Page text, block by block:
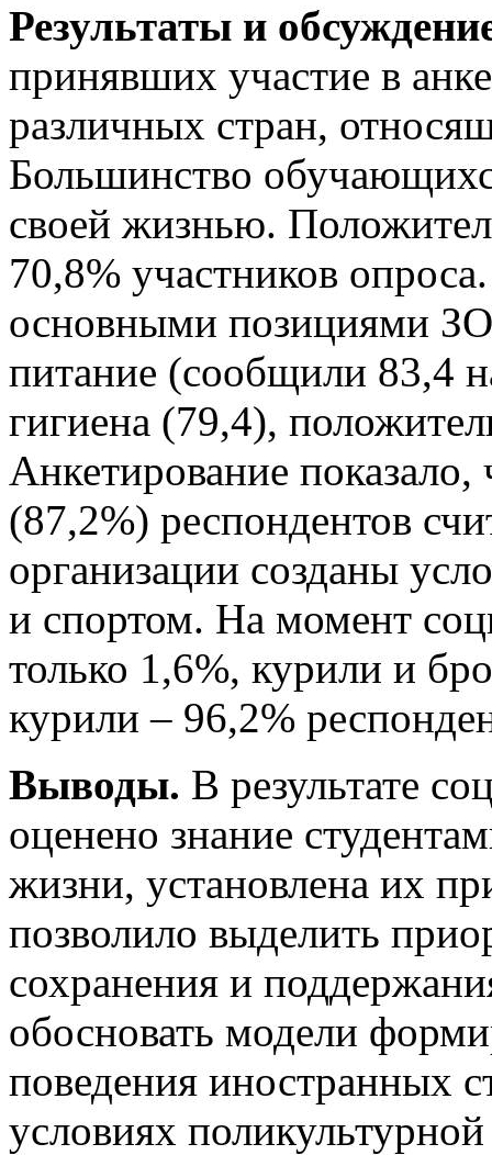
Результаты и
принявших участие в
различных стран,
Большинство
своей жизнью.
70,8% участников
основными позициями
питание (сообщили 83,4
гигиена (79,4),
Анкетирование
(87,2%) респондентов
организации созданы
и спортом. На момент
только 1,6%, курили и
курили – 96,2%
Выводы. В результате
оценено знание
жизни, установлена их
позволило выделить
сохранения и
обосновать модели
поведения иностранных
условиях